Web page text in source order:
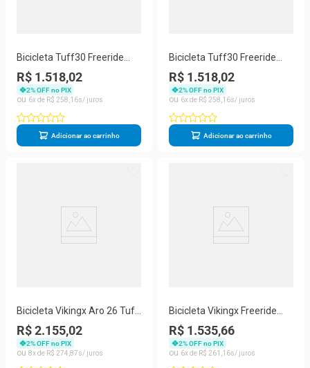
Bicicleta Tuff30 Freeride
Aro 26 Freio A Disco Viking
R$ 1.518,02
2% OFF no PIX
6
R$ 258 16
Adicionar ao carrinho
Bicicleta Tuff30 Freeride
Aro 26 Freio a Disco Viking
R$ 1.518,02
2% OFF no PIX
6
R$ 258 16
Adicionar ao carrinho
Bicicleta Vikingx Aro 26 Tuff
38 Wheeling Azul Celeste Do
Grau
R$ 2.155,02
2% OFF no PIX
8
R$ 274 87
Bicicleta Vikingx Freeride
Aro 26 Câmbios Shimanos
21v Preto Azul
R$ 1.535,66
2% OFF no PIX
6
R$ 261 16